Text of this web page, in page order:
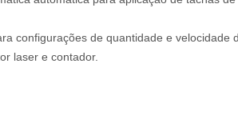
configurações de quantidade e velocidade
laser e contador.